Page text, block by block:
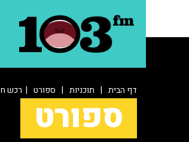
דף הבית | תוכניות | ספורט | רכש
ספורט